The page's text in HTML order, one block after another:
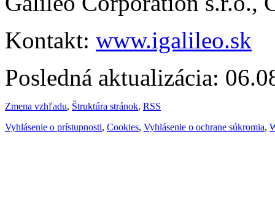
Kontakt: www.igalileo.sk
Posledná aktualizácia:
Zmena vzhľadu, Štruktúra stránok, RSS
Vyhlásenie o prístupnosti, Cookies, Vyhlásenie o ochrane súkromia,